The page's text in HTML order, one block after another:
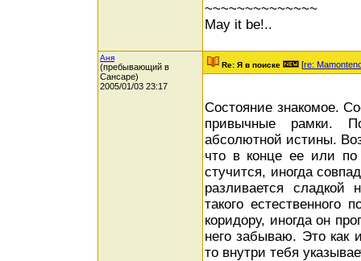
~~~~~~~~~~~~~~
May it be!..
Аня
(пребывающий в
Сансаре)
2005/01/03 23:17
Re: Я в поиске [re:
Состояние знакомое.
привычные рамки.
абсолютной истины.
что в конце ее или
стучится, иногда
разливается сладкой
такого
коридору, иногда он
него забываю. Это как
то внутри тебя